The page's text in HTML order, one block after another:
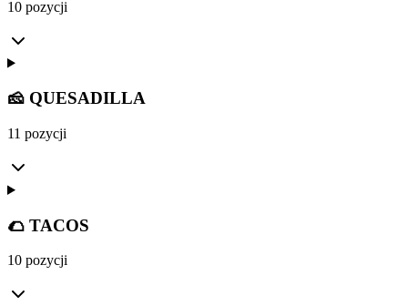
10 pozycji
🧀 QUESADILLA
11 pozycji
🌮 TACOS
10 pozycji